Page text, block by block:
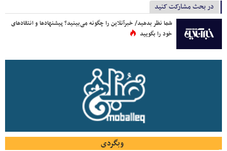
در بحث مشارکت کنید
شما نظر بدهید/ خبرآنلاین را چگونه می‌بینید؟ پیشنهادها و انتقادهای
خود را بگویید
وبگردی